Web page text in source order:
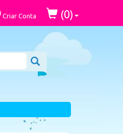
Criar Conta (0)